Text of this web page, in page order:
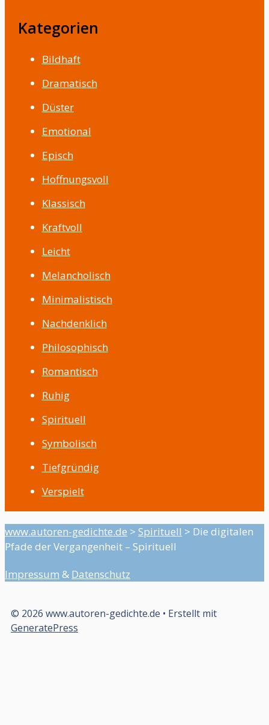
Kategorien
Bildhaft
Dramatisch
Düster
Emotional
Episch
Hoffnungsvoll
Klassisch
Kraftvoll
Leicht
Melancholisch
Minimalistisch
Nachdenklich
Philosophisch
Romantisch
Ruhig
Spirituell
Symbolisch
Tiefgründig
Verspielt
www.autoren-gedichte.de > Spirituell > Die digitalen
Pfade der Vergangenheit – Spirituell
Impressum & Datenschutz
© 2026 www.autoren-gedichte.de • Erstellt mit
GeneratePress